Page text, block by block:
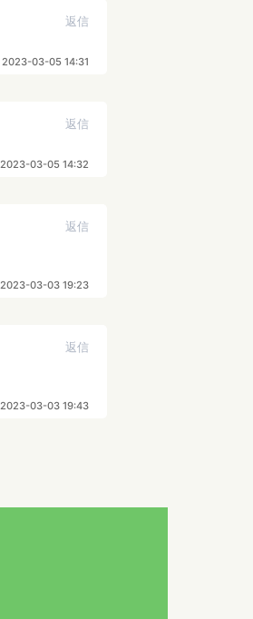
返信
2023-03-05 14:31
返信
2023-03-05 14:32
返信
2023-03-03 19:23
返信
2023-03-03 19:43